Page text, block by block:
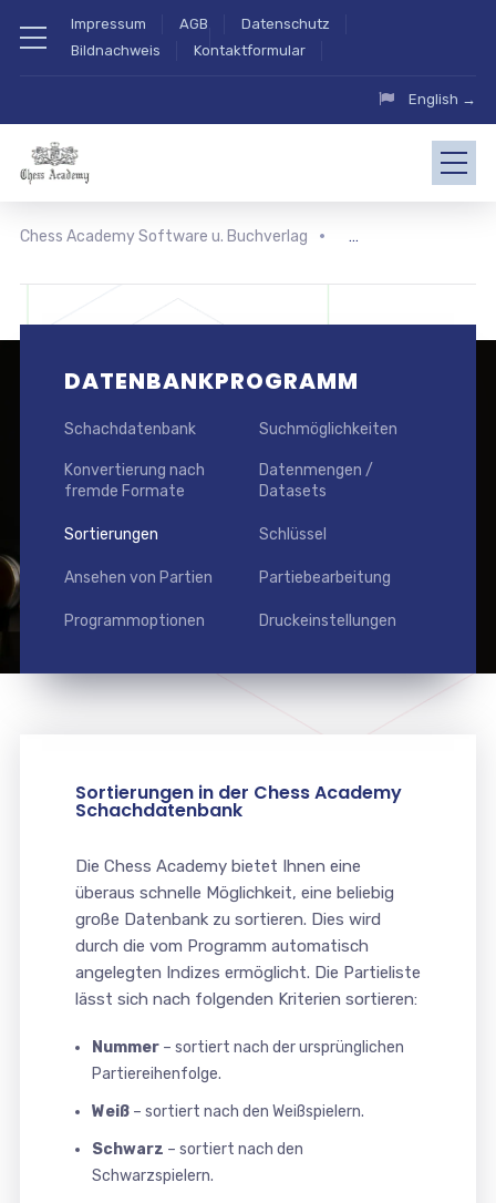
Impressum AGB
Datenschutz
Bildnachweis
Kontaktformular
English →
Chess Academy Software u. Buchverlag
DATENBANKPROGRAMM
Schachdatenbank Suchmöglichkeiten
Konvertierung nach
fremde Formate
Datenmengen /
Datasets
Sortierungen Schlüssel
Ansehen von Partien Partiebearbeitung
Programmoptionen Druckeinstellungen
Sortierungen in der Chess Academy
Schachdatenbank
Die Chess Academy bietet Ihnen eine
überaus schnelle Möglichkeit, eine beliebig
große Datenbank zu sortieren. Dies wird
durch die vom Programm automatisch
angelegten Indizes ermöglicht. Die Partieliste
lässt sich nach folgenden Kriterien sortieren:
Nummer– sortiert nach der ursprünglichen
Partiereihenfolge.
Weiß– sortiert nach den Weißspielern.
Schwarz – sortiert nach den
Schwarzspielern.